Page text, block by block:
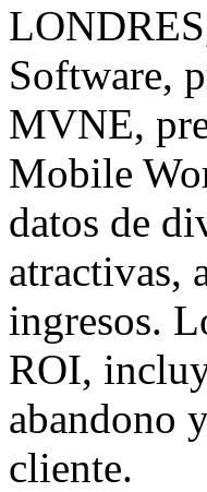
LONDRES
Software,
MVNE,
Mobile
datos de
atractivas,
ingresos.
ROI,
abandono
cliente.